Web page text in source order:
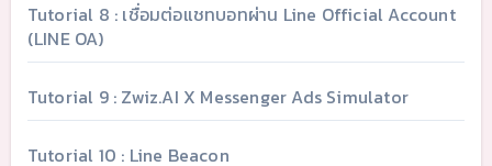
Tutorial 8 : เชื่อมต่อแชทบอทผ่าน Line Official Account
(LINE OA)
Tutorial 9 : Zwiz.AI X Messenger Ads Simulator
Tutorial 10 : Line Beacon